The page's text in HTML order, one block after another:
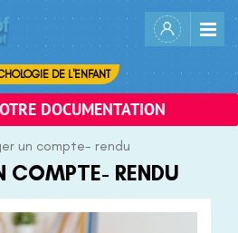
DE L'ENFANT
DOCUMENTATION
un compte- rendu
COMPTE- RENDU